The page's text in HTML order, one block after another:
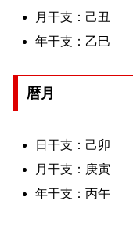
月干支：己丑
年干支：乙巳
暦月
日干支：己卯
月干支：庚寅
年干支：丙午